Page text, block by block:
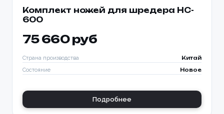
Комплект ножей для шредера HC-
600
75 660 руб
Страна производства Китай
Состояние Новое
Подробнее